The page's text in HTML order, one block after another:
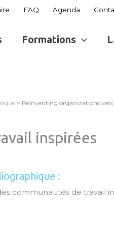
FAQ Agenda
Formations
> Reinventing organizations
inspirées
:
communautés de travail